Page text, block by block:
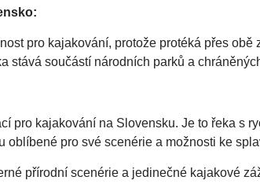
pro kajakování, protože protéká přes
stává součástí národních parků a
pro kajakování na Slovensku. Je to řeka s
oblíbené pro své scenérie a možnosti ke
přírodní scenérie a jedinečné kajakové